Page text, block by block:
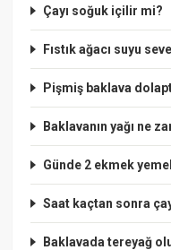
Çayı soğuk içilir mi?
Fıstık ağacı suyu
Pişmiş baklava
Baklavanın yağı ne
Günde 2 ekmek
Saat kaçtan sonra
Baklavada tereyağ